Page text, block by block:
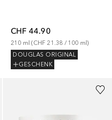
CHF 44.90
210 ml (CHF 21.38 / 100 ml)
DOUGLAS ORIGINAL
GESCHENK